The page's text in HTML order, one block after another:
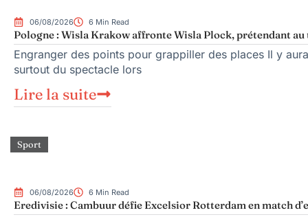
06/08/2026 6 Min Read
Pologne : Wisla Krakow affronte Wisla Plock, prétendant
Engranger des points pour grappiller des places Il y
surtout du spectacle lors
Lire la suite
Sport
06/08/2026 6 Min Read
Eredivisie : Cambuur défie Excelsior Rotterdam en match